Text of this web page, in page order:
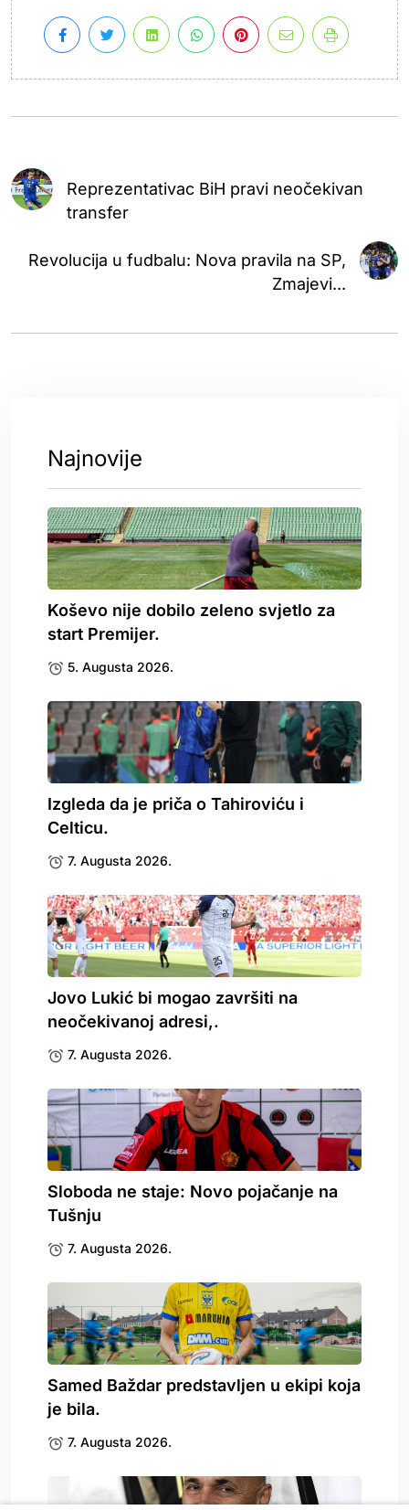
Reprezentativac BiH pravi neočekivan
transfer
Revolucija u fudbalu: Nova pravila na SP,
Zmajevi...
Najnovije
Koševo nije dobilo zeleno svjetlo za
start Premijer.
5. Augusta 2026.
Izgleda da je priča o Tahiroviću i
Celticu.
7. Augusta 2026.
Jovo Lukić bi mogao završiti na
neočekivanoj adresi,.
7. Augusta 2026.
Sloboda ne staje: Novo pojačanje na
Tušnju
7. Augusta 2026.
Samed Baždar predstavljen u ekipi koja
je bila.
7. Augusta 2026.